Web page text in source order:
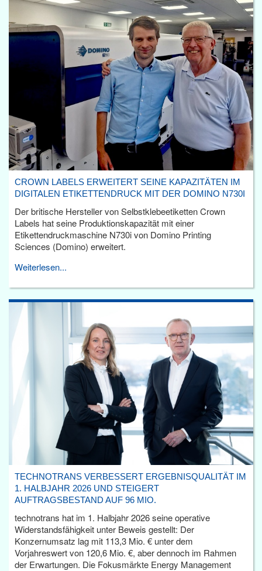
CROWN LABELS ERWEITERT SEINE KAPAZITÄTEN IM
DIGITALEN ETIKETTENDRUCK MIT DER DOMINO N730I
Der britische Hersteller von Selbstklebeetiketten Crown
Labels hat seine Produktionskapazität mit einer
Etikettendruckmaschine N730i von Domino Printing
Sciences (Domino) erweitert.
Weiterlesen...
TECHNOTRANS VERBESSERT ERGEBNISQUALITÄT IM
1. HALBJAHR 2026 UND STEIGERT
AUFTRAGSBESTAND AUF 96 MIO.
technotrans hat im 1. Halbjahr 2026 seine operative
Widerstandsfähigkeit unter Beweis gestellt: Der
Konzernumsatz lag mit 113,3 Mio. € unter dem
Vorjahreswert von 120,6 Mio. €, aber dennoch im Rahmen
der Erwartungen. Die Fokusmärkte Energy Management